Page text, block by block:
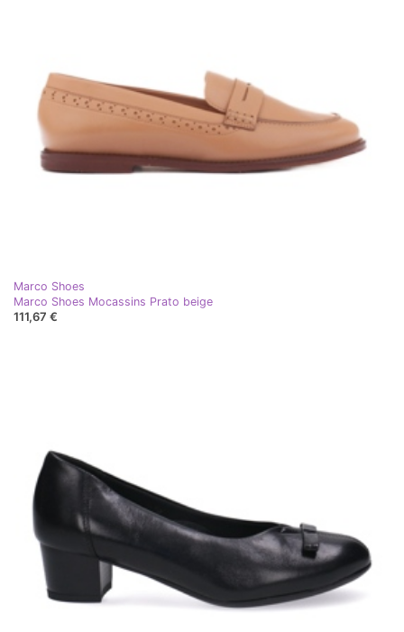
Marco Shoes
Marco Shoes Mocassins Prato beige
111,67 €